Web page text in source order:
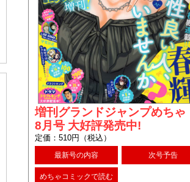
増刊グランドジャンプめちゃ
8月号 大好評発売中!
定価：510円（税込）
最新号の内容 次号予告
めちゃコミックで読む